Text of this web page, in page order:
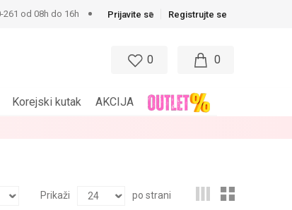
Prijavite se Registrujte se
261 od 08h do 16h
0
0
Korejski kutak AKCIJA
Prikaži po strani